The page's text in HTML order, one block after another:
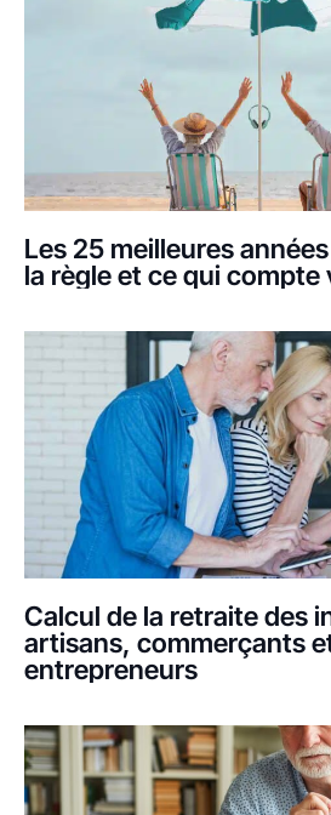
Les 25 meilleures
la règle et ce qui compte
Calcul de la retraite des
artisans, commerçants
entrepreneurs